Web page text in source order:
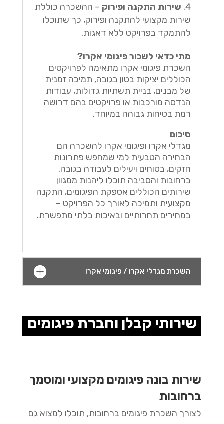
שירות התקנה ופירוק – ההשכרה כוללת
שירות מקצועי להתקנה ופירוק, כך שתוכלו
להתמקד בפרויקט ללא דאגות.
מתי כדאי לשכור פיגומי אקרו?
השכרת פיגומי אקרו מתאימה לפרויקטים
הכוללים יציקות בטון בגובה, תמיכה זמנית
של מבנים, בניית תשתיות גדולות, עבודות
הנדסה מורכבות או פרויקטים בהם דרושה
רמת בטיחות גבוהה במיוחד.
סיכום
מגדלי אקרו ופיגומי אקרו להשכרה הם
הבחירה הטבעית למי שמחפש פתרונות
חזקים, בטוחים ויעילים לעבודה בגובה.
ברחובות והסביבה תוכלו ליהנות ממגוון
שירותים הכוללים אספקת הפיגומים, התקנה
מקצועית ותמיכה לאורך כל הפרויקט –
במחירים תחרותיים ובאיכות בלתי מתפשרת.
השכרת מגדלי אקרו / פיגומי אקרו
שירותי קבלן וחברת פיגומים
שירות בונה פיגומים מקצועי ומוסמך
ברחובות
לצורך השכרת פיגומים ברחובות, תוכלו למצוא גם